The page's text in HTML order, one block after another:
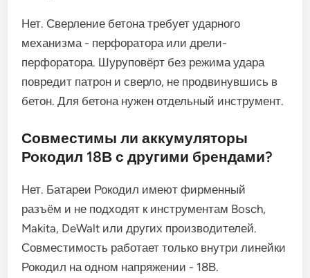
Нет. Сверление бетона требует ударного
механизма - перфоратора или дрели-
перфоратора. Шуруповёрт без режима удара
повредит патрон и сверло, не продвинувшись в
бетон. Для бетона нужен отдельный инструмент.
Совместимы ли аккумуляторы
Рокодил 18В с другими брендами?
Нет. Батареи Рокодил имеют фирменный
разъём и не подходят к инструментам Bosch,
Makita, DeWalt или других производителей.
Совместимость работает только внутри линейки
Рокодил на одном напряжении - 18В.